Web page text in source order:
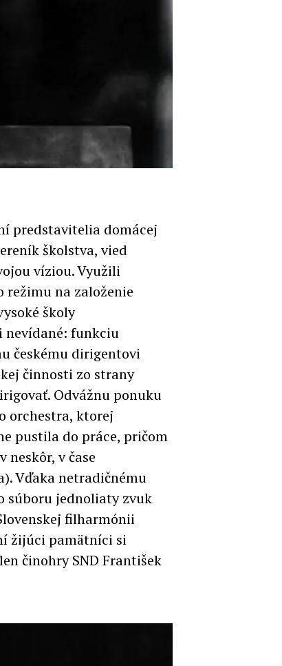
predstavitelia domácej
školstva, vied
víziou. Využili
na založenie
školy
nevídané: funkciu
českému dirigentovi
činnosti zo strany
Odvážnu ponuku
orchestra, ktorej
pustila do práce, pričom
v čase
Vďaka netradičnému
súboru jednoliaty zvuk
filharmónii
žijúci pamätníci si
činohry SND František